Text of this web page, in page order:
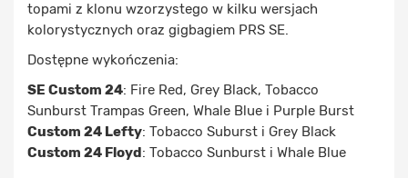
topami z klonu wzorzystego w kilku wersjach
kolorystycznych oraz gigbagiem PRS SE.
Dostępne wykończenia:
SE Custom 24: Fire Red, Grey Black, Tobacco
Sunburst Trampas Green, Whale Blue i Purple Burst
Custom 24 Lefty: Tobacco Suburst i Grey Black
Custom 24 Floyd: Tobacco Sunburst i Whale Blue